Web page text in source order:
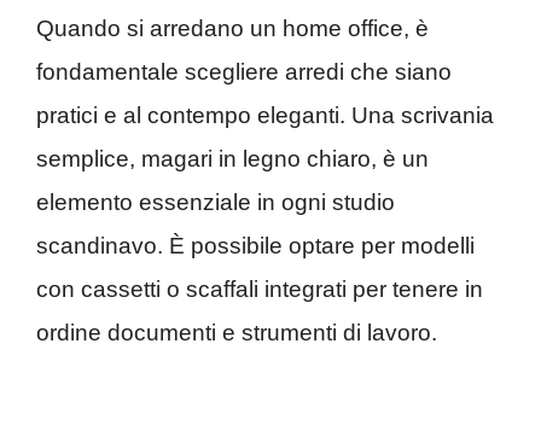
Quando si arredano un home office, è
fondamentale scegliere arredi che siano
pratici e al contempo eleganti. Una scrivania
semplice, magari in legno chiaro, è un
elemento essenziale in ogni studio
scandinavo. È possibile optare per modelli
con cassetti o scaffali integrati per tenere in
ordine documenti e strumenti di lavoro.